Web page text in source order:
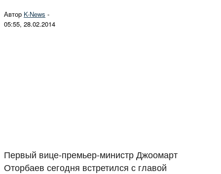
Автор K-News -
05:55, 28.02.2014
Первый вице-премьер-министр Джоомарт
Оторбаев сегодня встретился с главой